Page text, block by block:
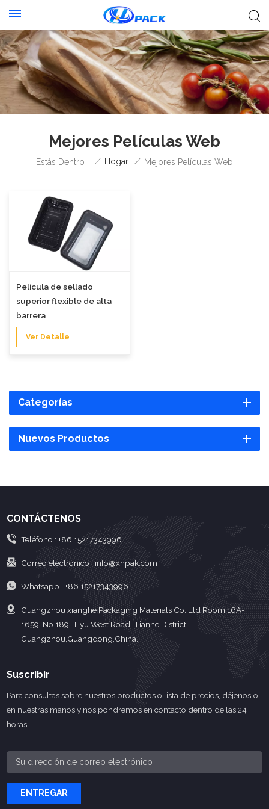
Mejores Películas Web
Estás Dentro : / Hogar / Mejores Películas Web
Película de sellado
superior flexible de alta
barrera
Ver Detalle
Categorías
Nuevos Productos
CONTÁCTENOS
Teléfono : +86 15217343996
Correo electrónico :info@xhpak.com
Whatsapp : +86 15217343996
Guangzhou xianghe Packaging Materials Co.,Ltd Room 16A-
1659, No.189, Tiyu West Road, Tianhe District,
Guangzhou,Guangdong,China.
Suscribir
Para consultas sobre nuestros productos o lista de precios, déjenoslo
en nuestras manos y nos pondremos en contacto dentro de las 24
horas.
ENTREGAR